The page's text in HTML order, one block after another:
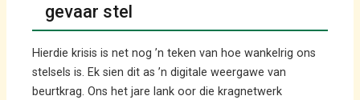
gevaar stel
Hierdie krisis is net nog ’n teken van hoe wankelrig ons
stelsels is. Ek sien dit as ’n digitale weergawe van
beurtkrag. Ons het jare lank oor die kragnetwerk